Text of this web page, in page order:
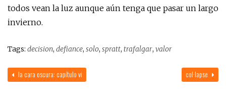
todos vean la luz aunque aún tenga que pasar un largo
invierno.
Tags: decision, defiance, solo, spratt, trafalgar, valor
col·lapse
la cara oscura: capítulo vi